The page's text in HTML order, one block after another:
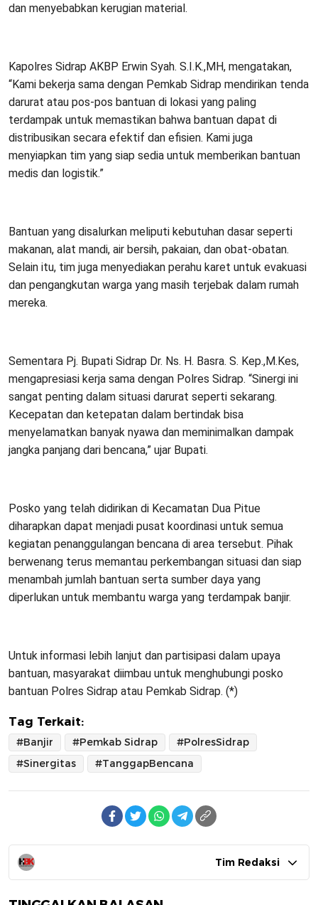
dan menyebabkan kerugian material.
Kapolres Sidrap AKBP Erwin Syah. S.I.K.,MH, mengatakan,
“Kami bekerja sama dengan Pemkab Sidrap mendirikan tenda
darurat atau pos-pos bantuan di lokasi yang paling
terdampak untuk memastikan bahwa bantuan dapat di
distribusikan secara efektif dan efisien. Kami juga
menyiapkan tim yang siap sedia untuk memberikan bantuan
medis dan logistik.”
Bantuan yang disalurkan meliputi kebutuhan dasar seperti
makanan, alat mandi, air bersih, pakaian, dan obat-obatan.
Selain itu, tim juga menyediakan perahu karet untuk evakuasi
dan pengangkutan warga yang masih terjebak dalam rumah
mereka.
Sementara Pj. Bupati Sidrap Dr. Ns. H. Basra. S. Kep.,M.Kes,
mengapresiasi kerja sama dengan Polres Sidrap. “Sinergi ini
sangat penting dalam situasi darurat seperti sekarang.
Kecepatan dan ketepatan dalam bertindak bisa
menyelamatkan banyak nyawa dan meminimalkan dampak
jangka panjang dari bencana,” ujar Bupati.
Posko yang telah didirikan di Kecamatan Dua Pitue
diharapkan dapat menjadi pusat koordinasi untuk semua
kegiatan penanggulangan bencana di area tersebut. Pihak
berwenang terus memantau perkembangan situasi dan siap
menambah jumlah bantuan serta sumber daya yang
diperlukan untuk membantu warga yang terdampak banjir.
Untuk informasi lebih lanjut dan partisipasi dalam upaya
bantuan, masyarakat diimbau untuk menghubungi posko
bantuan Polres Sidrap atau Pemkab Sidrap. (*)
Tag Terkait:
#Banjir #Pemkab Sidrap
#PolresSidrap
#Sinergitas
#TanggapBencana
Tim Redaksi